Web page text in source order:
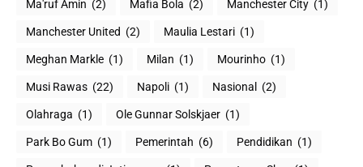
Ma'ruf Amin (2) Mafia Bola (2) Manchester City (1)
Manchester United (2) Maulia Lestari (1)
Meghan Markle (1) Milan (1) Mourinho (1)
Musi Rawas (22) Napoli (1) Nasional (2)
Olahraga (1) Ole Gunnar Solskjaer (1)
Park Bo Gum (1) Pemerintah (6) Pendidikan (1)